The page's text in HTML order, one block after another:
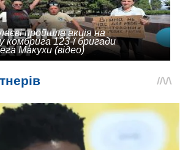
пройшла акція на
комбрига 123-ї бригади
Макухи (відео)